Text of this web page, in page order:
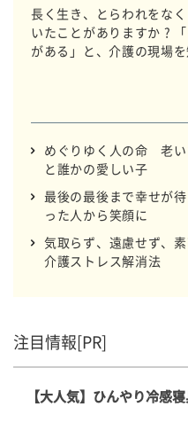
長く生き、とらわれをな
いたことがありますか ?
がある」と、介護の現場
出す、そんな「介護士の
めぐりゆく人の命 老い
と誰かの愛しい子
最後の最後まで幸せが
った人から笑顔に
気取らず、遠慮せず、
介護ストレス解消法
注目情報[PR]
【大人気】ひんやり冷感